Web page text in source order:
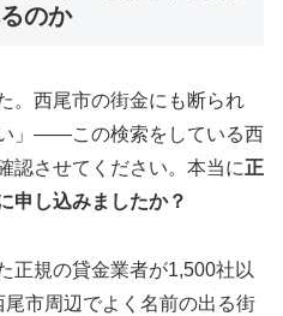
のか
。西尾市の街金にも断られ
」——この検索をしている西
認させてください。本当に正
申し込みましたか？
正規の貸金業者が1,500社以
尾市周辺でよく名前の出る街